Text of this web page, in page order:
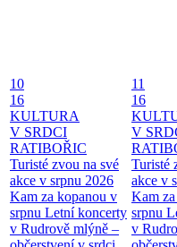
10
16
KULTURA
V SRDCI
RATIBOŘIC
Turisté zvou na své
akce v srpnu 2026
Kam za kopanou v
srpnu Letní koncerty
v Rudrově mlýně –
11
16
V
Turisté
akce v
Kam
srpnu
v